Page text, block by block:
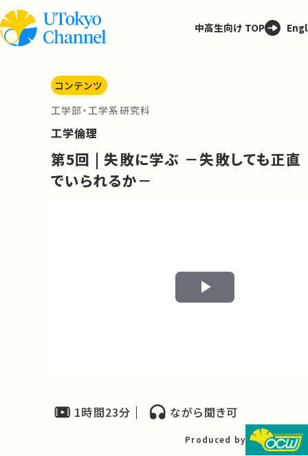
中高生向け TOP
コンテンツ
工学部・工学系研究科
工学倫理
第5回 | 失敗に学ぶ －失敗しても正直
でいられるか－
Play
1時間23分 ながら聞き可
Produced by